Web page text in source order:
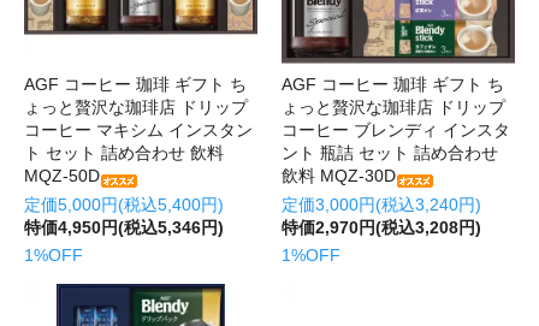
AGF コーヒー 珈琲 ギフト ち
ょっと贅沢な珈琲店 ドリップ
コーヒー マキシム インスタン
ト セット 詰め合わせ 飲料
MQZ-50D
定価5,000円(税込5,400円)
特価4,950円(税込5,346円)
1%OFF
AGF コーヒー 珈琲 ギフト ち
ょっと贅沢な珈琲店 ドリップ
コーヒー ブレンディ インスタ
ント 瓶詰 セット 詰め合わせ
飲料 MQZ-30D
定価3,000円(税込3,240円)
特価2,970円(税込3,208円)
1%OFF